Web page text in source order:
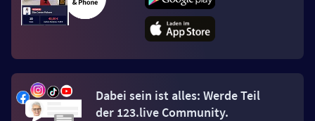
Dabei sein ist alles: Werde Teil
der 123.live Community.